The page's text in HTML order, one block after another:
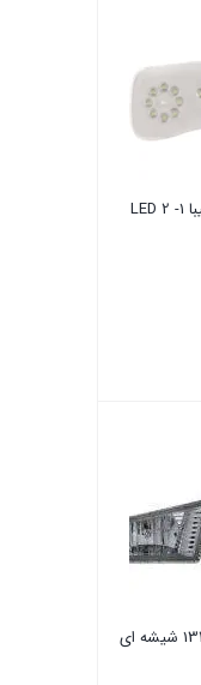
‏چراغ ‏سقف ‏فابریک ‏تیبا ‏1- ‏2 ‏LED
پروژکتور پراید 111 – 132 شیشه ای